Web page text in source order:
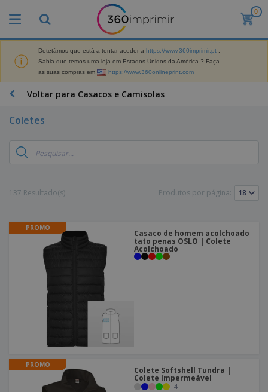
0
Detetámos que está a tentar aceder a https://www.360imprimir.pt
Sabia que temos uma loja em Estados Unidos da América ? Faça
as suas compras em
https://www.360onlineprint.com
Voltar para Casacos e Camisolas
Coletes
137 Resultado(s) Produtos por página:
PROMO
Casaco de homem acolchoado
tato penas OSLO | Colete
Acolchoado
PROMO
Colete Softshell Tundra |
Colete Impermeável
+4